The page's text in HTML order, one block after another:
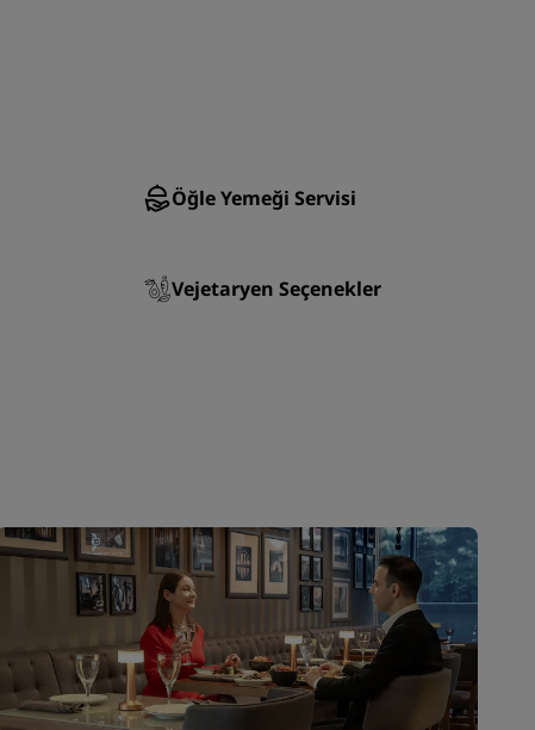
Öğle Yemeği Servisi
Vejetaryen Seçenekler